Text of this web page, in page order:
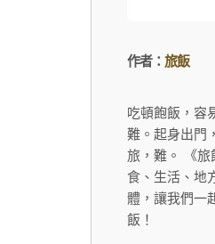
作者： 旅飯
吃頓飽飯，容
難。起身出門
旅，難。 《旅
食、生活、地
體，讓我們一
飯！